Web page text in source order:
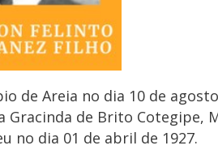
de Areia no dia 10 de
Gracinda de Brito Cotegipe,
no dia 01 de abril de 1927.